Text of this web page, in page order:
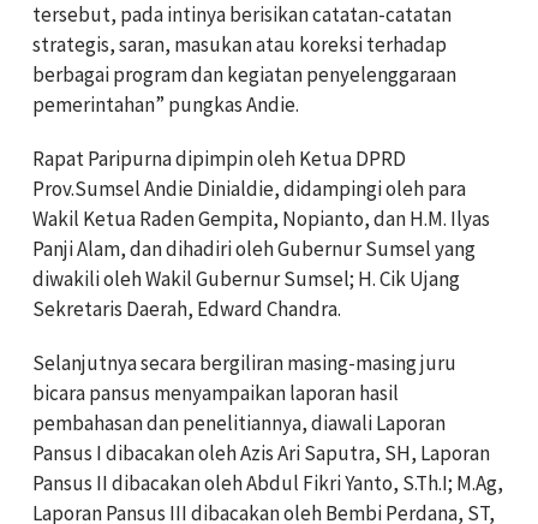
tersebut, pada intinya berisikan catatan-catatan
strategis, saran, masukan atau koreksi terhadap
berbagai program dan kegiatan penyelenggaraan
pemerintahan” pungkas Andie.
Rapat Paripurna dipimpin oleh Ketua DPRD
Prov.Sumsel Andie Dinialdie, didampingi oleh para
Wakil Ketua Raden Gempita, Nopianto, dan H.M. Ilyas
Panji Alam, dan dihadiri oleh Gubernur Sumsel yang
diwakili oleh Wakil Gubernur Sumsel; H. Cik Ujang
Sekretaris Daerah, Edward Chandra.
Selanjutnya secara bergiliran masing-masing juru
bicara pansus menyampaikan laporan hasil
pembahasan dan penelitiannya, diawali Laporan
Pansus I dibacakan oleh Azis Ari Saputra, SH, Laporan
Pansus II dibacakan oleh Abdul Fikri Yanto, S.Th.I; M.Ag,
Laporan Pansus III dibacakan oleh Bembi Perdana, ST,